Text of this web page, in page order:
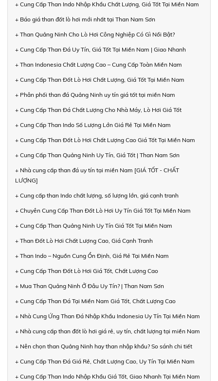
+ Cung Cấp Than Indo Nhập Khẩu Chất Lượng, Giá Tốt Tại Miền Nam
+ Báo giá than đốt lò hơi mới nhất tại Than Nam Sơn
+ Than Quảng Ninh Cho Lò Hơi Công Nghiệp Có Gì Nổi Bật?
+ Cung Cấp Than Đá Uy Tín, Giá Tốt Tại Miền Nam | Giao Nhanh
+ Than Indonesia Chất Lượng Cao – Cung Cấp Toàn Miền Nam
+ Cung Cấp Than Đốt Lò Hơi Chất Lượng, Giá Tốt Tại Miền Nam
+ Phân phối than đá Quảng Ninh uy tín giá tốt tại miền Nam
+ Cung Cấp Than Đá Chất Lượng Cho Nhà Máy, Lò Hơi Giá Tốt
+ Cung Cấp Than Indo Số Lượng Lớn Giá Rẻ Tại Miền Nam
+ Cung Cấp Than Đốt Lò Hơi Chất Lượng Cao Giá Tốt Tại Miền Nam
+ Cung Cấp Than Quảng Ninh Uy Tín, Giá Tốt | Than Nam Sơn
+ Nhà cung cấp than đá uy tín tại miền Nam [GIÁ TỐT - CHẤT
LƯỢNG]
+ Cung cấp than Indo chất lượng, số lượng lớn, giá cạnh tranh
+ Chuyên Cung Cấp Than Đốt Lò Hơi Uy Tín Giá Tốt Tại Miền Nam
+ Cung Cấp Than Quảng Ninh Uy Tín Giá Tốt Tại Miền Nam
+ Than Đốt Lò Hơi Chất Lượng Cao, Giá Cạnh Tranh
+ Than Indo – Nguồn Cung Ổn Định, Giá Rẻ Tại Miền Nam
+ Cung Cấp Than Đốt Lò Hơi Giá Tốt, Chất Lượng Cao
+ Mua Than Quảng Ninh Ở Đâu Uy Tín? | Than Nam Sơn
+ Cung Cấp Than Đá Tại Miền Nam Giá Tốt, Chất Lượng Cao
+ Nhà Cung Ứng Than Đá Nhập Khẩu Indonesia Uy Tín Tại Miền Nam
+ Nhà cung cấp than đốt lò hơi giá rẻ, uy tín, chất lượng tại miền Nam
+ Nên chọn than Quảng Ninh hay than nhập khẩu? So sánh chi tiết
+ Cung Cấp Than Đá Giá Rẻ, Chất Lượng Cao, Uy Tín Tại Miền Nam
+ Cung Cấp Than Indo Nhập Khẩu Giá Tốt, Giao Nhanh Tại Miền Nam